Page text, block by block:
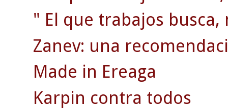
" El que trabajos
Zanev: una
Made in Ereaga
Karpin contra todos